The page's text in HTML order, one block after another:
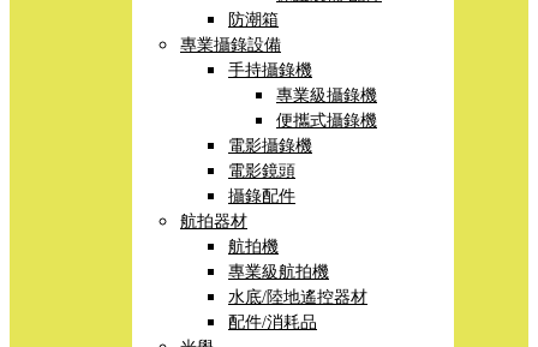
防潮箱
專業攝錄設備
手持攝錄機
專業級攝錄機
便攜式攝錄機
電影攝錄機
電影鏡頭
攝錄配件
航拍器材
航拍機
專業級航拍機
水底/陸地遙控器材
配件/消耗品